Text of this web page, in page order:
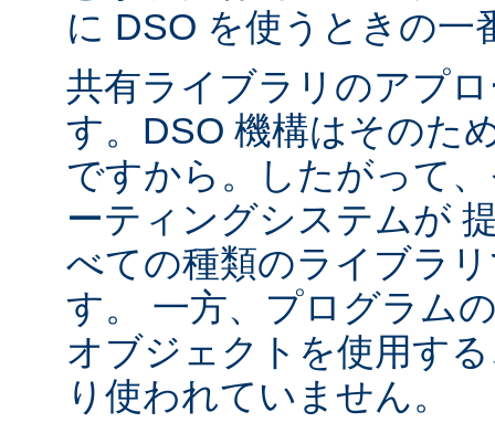
に DSO を使うときの一
共有ライブラリのアプ
す。DSO 機構はそのた
ですから。したがって
ーティングシステムが
べての種類のライブラ
す。 一方、プログラム
オブジェクトを使用す
り使われていません。